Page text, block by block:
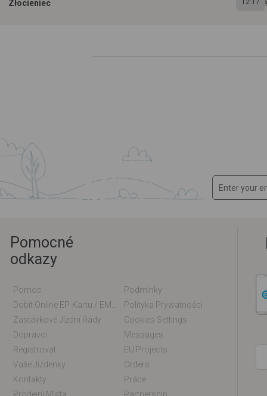
Złocieniec 12:17
Pomocné
odkazy
Pomoc
Podmínky
Polityka Prywatności
Zastávkové Jízdní Řády
Cookies Settings
Dopravci
Messages
Registrovat
EU Projects
Vaše Jízdenky
Orders
Kontakty
Práce